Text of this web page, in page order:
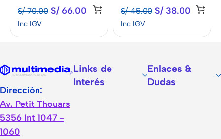
S/70.00 S/66.00
Inc IGV
S/45.00 S/38.00
Inc IGV
Dirección:
Av. Petit Thouars
5356 Int 1047 -
1060
Links de
Interés
Enlaces &
Dudas